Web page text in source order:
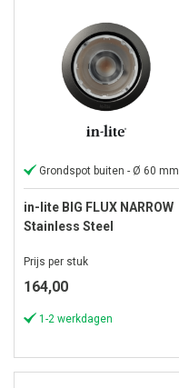
Grondspot buiten - Ø 60 mm
in-lite BIG FLUX NARROW
Stainless Steel
Prijs per stuk
164,00
1-2 werkdagen